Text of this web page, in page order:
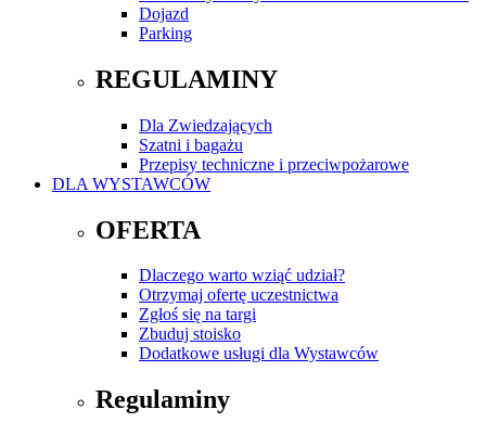
Dojazd
Parking
REGULAMINY
Dla Zwiedzających
Szatni i bagażu
Przepisy techniczne i przeciwpożarowe
DLA WYSTAWCÓW
OFERTA
Dlaczego warto wziąć udział?
Otrzymaj ofertę uczestnictwa
Zgłoś się na targi
Zbuduj stoisko
Dodatkowe usługi dla Wystawców
Regulaminy